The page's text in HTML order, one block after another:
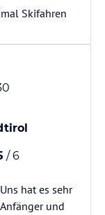
Skifahren
/ 6
hat es sehr
und